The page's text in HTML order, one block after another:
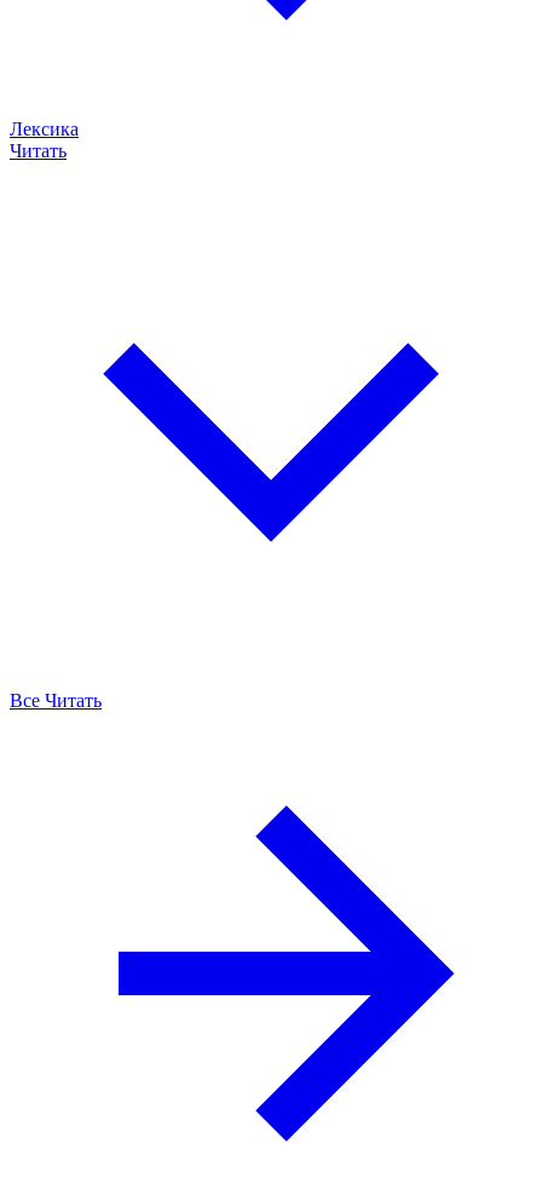
Лексика
Читать
Все Читать